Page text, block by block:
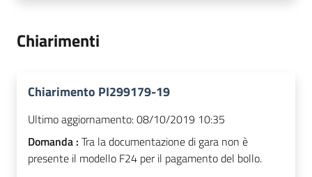
Chiarimenti
Chiarimento PI299179-19
Ultimo aggiornamento:08/10/2019 10:35
Domanda : Tra la documentazione di gara non è
presente il modello F24 per il pagamento del bollo.